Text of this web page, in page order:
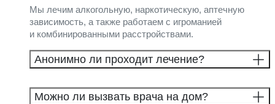
Мы лечим алкогольную, наркотическую, аптечную
зависимость, а также работаем с игроманией
и комбинированными расстройствами.
Анонимно ли проходит лечение?
Можно ли вызвать врача на дом?